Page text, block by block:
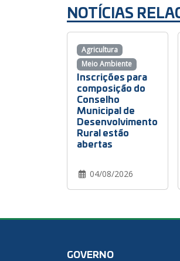
NOTÍCIAS
Inscrições para
composição do
Conselho
Municipal de
Desenvolvimento
Rural estão
abertas
04/08/2026
Agricultura
Meio Ambiente
GOVERNO